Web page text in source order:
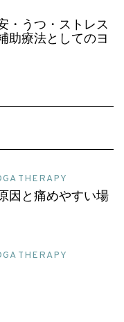
・うつ・ストレス
助療法としてのヨ
THERAPY
因と痛めやすい場
THERAPY